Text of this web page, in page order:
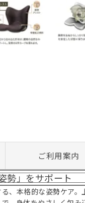
ご利用案内
勢」をサポート
、本格的な姿勢ケア。